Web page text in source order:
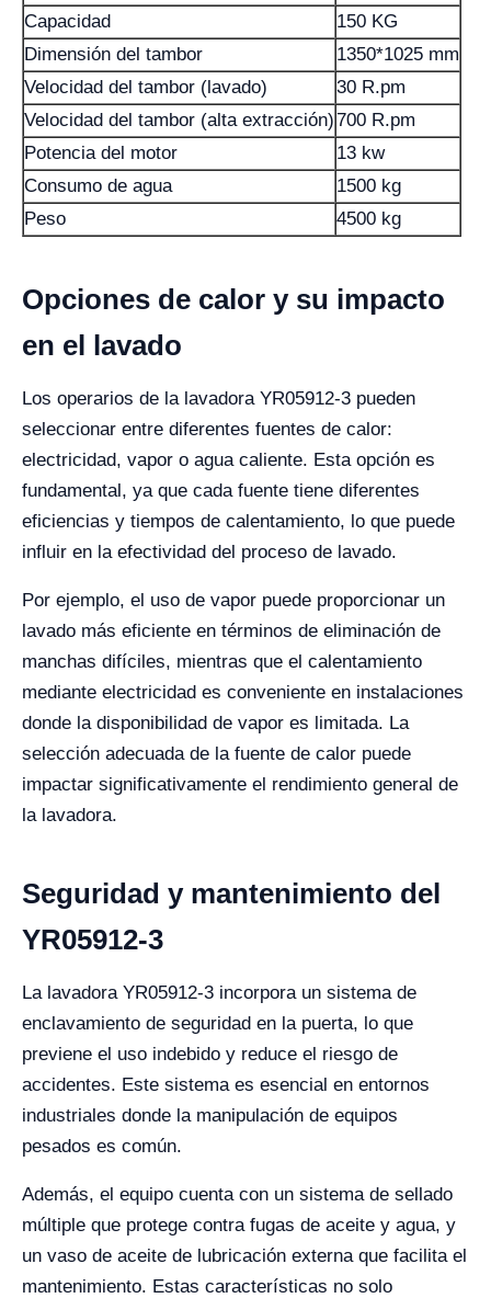
Capacidad
150 KG
Dimensión del tambor
1350*1025 mm
Velocidad del tambor (lavado)
30 R.pm
Velocidad del tambor (alta extracción)700 R.pm
Potencia del motor
13 kw
Consumo de agua
1500 kg
Peso
4500 kg
Opciones de calor y su impacto
en el lavado
Los operarios de la lavadora YR05912-3 pueden
seleccionar entre diferentes fuentes de calor:
electricidad, vapor o agua caliente. Esta opción es
fundamental, ya que cada fuente tiene diferentes
eficiencias y tiempos de calentamiento, lo que puede
influir en la efectividad del proceso de lavado.
Por ejemplo, el uso de vapor puede proporcionar un
lavado más eficiente en términos de eliminación de
manchas difíciles, mientras que el calentamiento
mediante electricidad es conveniente en instalaciones
donde la disponibilidad de vapor es limitada. La
selección adecuada de la fuente de calor puede
impactar significativamente el rendimiento general de
la lavadora.
Seguridad y mantenimiento del
YR05912-3
La lavadora YR05912-3 incorpora un sistema de
enclavamiento de seguridad en la puerta, lo que
previene el uso indebido y reduce el riesgo de
accidentes. Este sistema es esencial en entornos
industriales donde la manipulación de equipos
pesados es común.
Además, el equipo cuenta con un sistema de sellado
múltiple que protege contra fugas de aceite y agua, y
un vaso de aceite de lubricación externa que facilita el
mantenimiento. Estas características no solo